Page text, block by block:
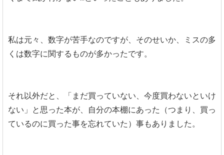
私は元々、数字が苦手なのですが、そのせいか、ミスの多
くは数字に関するものが多かったです。
それ以外だと、「まだ買っていない、今度買わないといけ
ない」と思った本が、自分の本棚にあった（つまり、買っ
ているのに買った事を忘れていた）事もありました。